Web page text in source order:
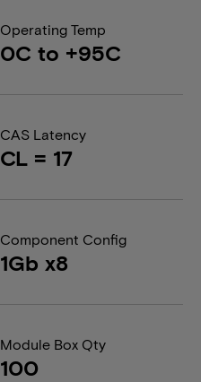
Operating Temp
0C to +95C
CAS Latency
CL = 17
Component Config
1Gb x8
Module Box Qty
100